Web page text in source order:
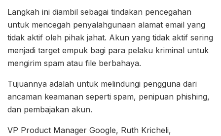
Langkah ini diambil sebagai tindakan pencegahan
untuk mencegah penyalahgunaan alamat email yang
tidak aktif oleh pihak jahat. Akun yang tidak aktif sering
menjadi target empuk bagi para pelaku kriminal untuk
mengirim spam atau file berbahaya.
Tujuannya adalah untuk melindungi pengguna dari
ancaman keamanan seperti spam, penipuan phishing,
dan pembajakan akun.
VP Product Manager Google, Ruth Kricheli,